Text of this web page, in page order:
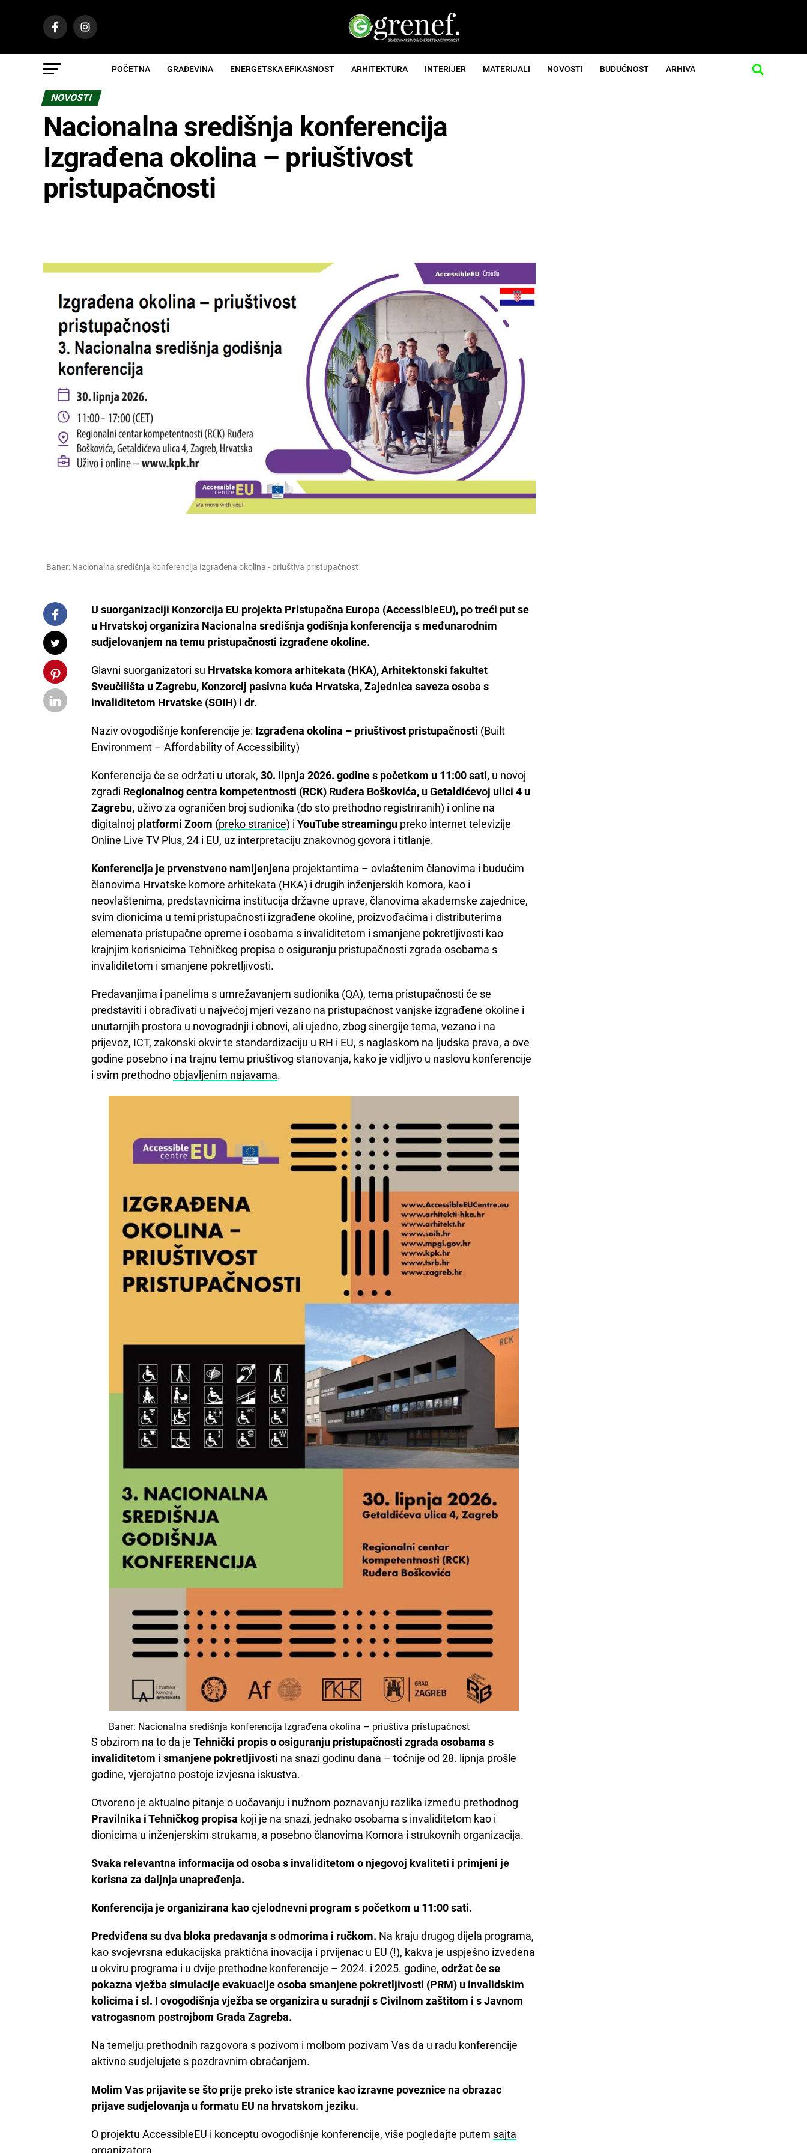
POČETNA GRAĐEVINA ENERGETSKA EFIKASNOST ARHITEKTURA INTERIJER MATERIJALI NOVOSTI BUDUĆNOST ARHIVA
NOVOSTI
Nacionalna središnja konferencija
Izgrađena okolina – priuštivost
pristupačnosti
Baner: Nacionalna središnja konferencija Izgrađena okolina - priuštiva pristupačnost
U suorganizaciji Konzorcija EU projekta Pristupačna Europa (AccessibleEU), po treći put se
u Hrvatskoj organizira Nacionalna središnja godišnja konferencija s međunarodnim
sudjelovanjem na temu pristupačnosti izgrađene okoline.
Glavni suorganizatori su Hrvatska komora arhitekata (HKA), Arhitektonski fakultet
Sveučilišta u Zagrebu, Konzorcij pasivna kuća Hrvatska, Zajednica saveza osoba s
invaliditetom Hrvatske (SOIH) i dr.
Naziv ovogodišnje konferencije je: Izgrađena okolina – priuštivost pristupačnosti (Built
Environment – Affordability of Accessibility)
Konferencija će se održati u utorak, 30. lipnja 2026. godine s početkom u 11:00 sati, u novoj
zgradi Regionalnog centra kompetentnosti (RCK) Ruđera Boškovića, u Getaldićevoj ulici 4 u
Zagrebu, uživo za ograničen broj sudionika (do sto prethodno registriranih) i online na
digitalnoj platformi Zoom (preko stranice) i YouTube streamingu preko internet televizije
Online Live TV Plus, 24 i EU, uz interpretaciju znakovnog govora i titlanje.
Konferencija je prvenstveno namijenjena projektantima – ovlaštenim članovima i budućim
članovima Hrvatske komore arhitekata (HKA) i drugih inženjerskih komora, kao i
neovlaštenima, predstavnicima institucija državne uprave, članovima akademske zajednice,
svim dionicima u temi pristupačnosti izgrađene okoline, proizvođačima i distributerima
elemenata pristupačne opreme i osobama s invaliditetom i smanjene pokretljivosti kao
krajnjim korisnicima Tehničkog propisa o osiguranju pristupačnosti zgrada osobama s
invaliditetom i smanjene pokretljivosti.
Predavanjima i panelima s umrežavanjem sudionika (QA), tema pristupačnosti će se
predstaviti i obrađivati u najvećoj mjeri vezano na pristupačnost vanjske izgrađene okoline i
unutarnjih prostora u novogradnji i obnovi, ali ujedno, zbog sinergije tema, vezano i na
prijevoz, ICT, zakonski okvir te standardizaciju u RH i EU, s naglaskom na ljudska prava, a ove
godine posebno i na trajnu temu priuštivog stanovanja, kako je vidljivo u naslovu konferencije
i svim prethodno objavljenim najavama.
Baner: Nacionalna središnja konferencija Izgrađena okolina – priuštiva pristupačnost
S obzirom na to da je Tehnički propis o osiguranju pristupačnosti zgrada osobama s
invaliditetom i smanjene pokretljivosti na snazi godinu dana – točnije od 28. lipnja prošle
godine, vjerojatno postoje izvjesna iskustva.
Otvoreno je aktualno pitanje o uočavanju i nužnom poznavanju razlika između prethodnog
Pravilnika i Tehničkog propisa koji je na snazi, jednako osobama s invaliditetom kao i
dionicima u inženjerskim strukama, a posebno članovima Komora i strukovnih organizacija.
Svaka relevantna informacija od osoba s invaliditetom o njegovoj kvaliteti i primjeni je
korisna za daljnja unapređenja.
Konferencija je organizirana kao cjelodnevni program s početkom u 11:00 sati.
Predviđena su dva bloka predavanja s odmorima i ručkom. Na kraju drugog dijela programa,
kao svojevrsna edukacijska praktična inovacija i prvijenac u EU (!), kakva je uspješno izvedena
u okviru programa i u dvije prethodne konferencije – 2024. i 2025. godine, održat će se
pokazna vježba simulacije evakuacije osoba smanjene pokretljivosti (PRM) u invalidskim
kolicima i sl. I ovogodišnja vježba se organizira u suradnji s Civilnom zaštitom i s Javnom
vatrogasnom postrojbom Grada Zagreba.
Na temelju prethodnih razgovora s pozivom i molbom pozivam Vas da u radu konferencije
aktivno sudjelujete s pozdravnim obraćanjem.
Molim Vas prijavite se što prije preko iste stranice kao izravne poveznice na obrazac
prijave sudjelovanja u formatu EU na hrvatskom jeziku.
O projektu AccessibleEU i konceptu ovogodišnje konferencije, više pogledajte putem sajta
organizatora.